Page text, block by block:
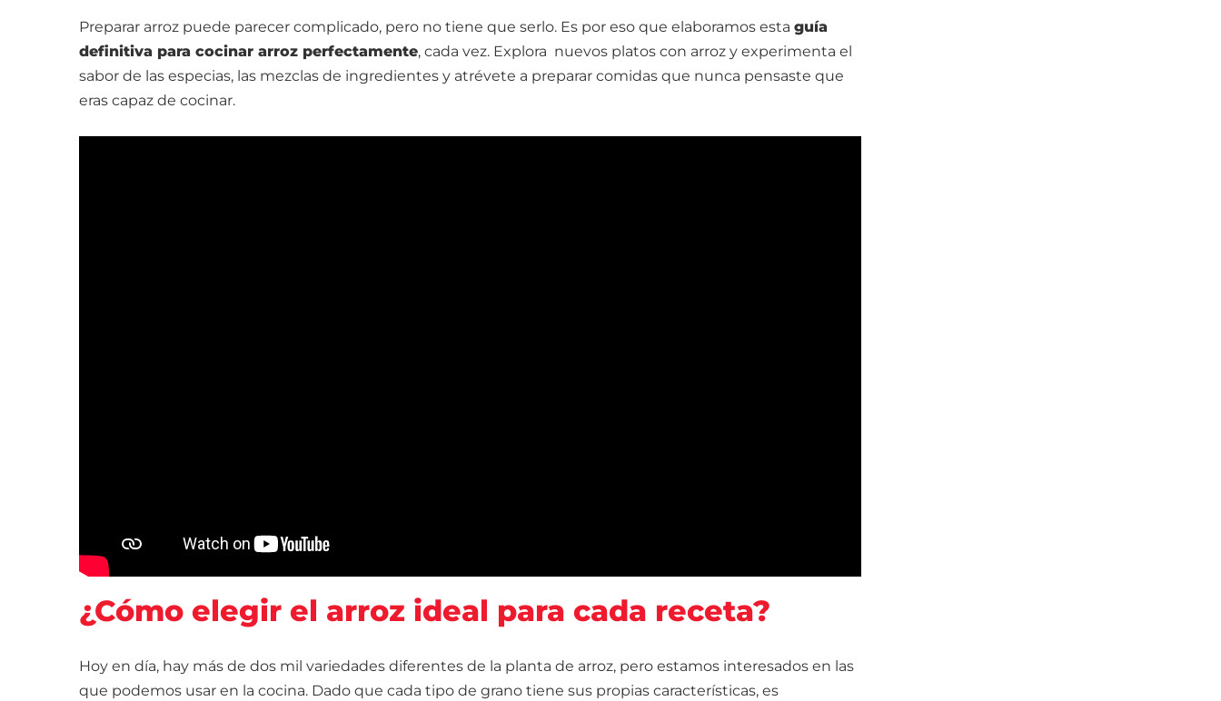
Preparar arroz puede parecer complicado, pero no tiene que serlo. Es por eso que elaboramos esta guía
definitiva para cocinar arroz perfectamente, cada vez. Explora nuevos platos con arroz y experimenta el
sabor de las especias, las mezclas de ingredientes y atrévete a preparar comidas que nunca pensaste que
eras capaz de cocinar.
¿Cómo elegir el arroz ideal para cada receta?
Hoy en día, hay más de dos mil variedades diferentes de la planta de arroz, pero estamos interesados en las
que podemos usar en la cocina. Dado que cada tipo de grano tiene sus propias características, es